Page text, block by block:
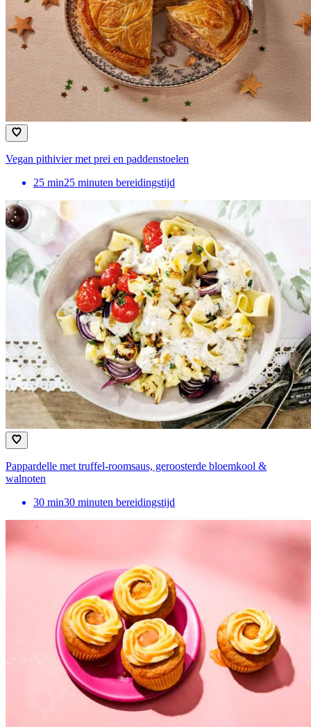
Vegan pithivier met prei en paddenstoelen
25 min25 minuten bereidingstijd
Pappardelle met truffel-roomsaus, geroosterde bloemkool &
walnoten
30 min30 minuten bereidingstijd